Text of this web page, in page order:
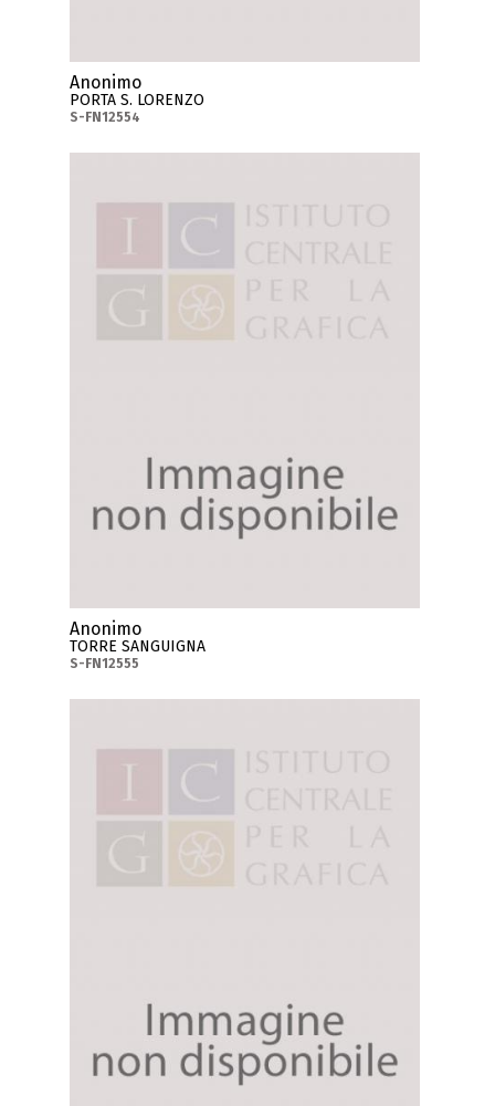
Anonimo
PORTA S. LORENZO
S-FN12554
Anonimo
TORRE SANGUIGNA
S-FN12555